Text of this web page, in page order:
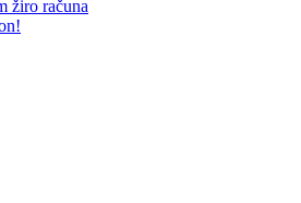
žiro računa